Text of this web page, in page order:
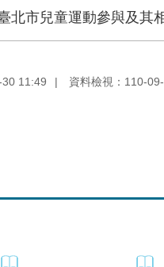
北市兒童運動參與及其
11:49 資料檢視：110-